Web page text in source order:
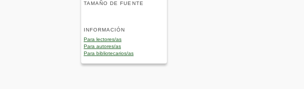
TAMAÑO DE FUENTE
INFORMACIÓN
Para lectores/as
Para autores/as
Para bibliotecarios/as